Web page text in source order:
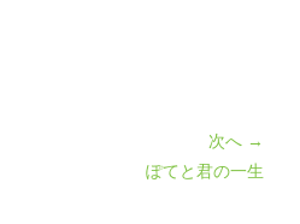
次へ →
ぽてと君の一生